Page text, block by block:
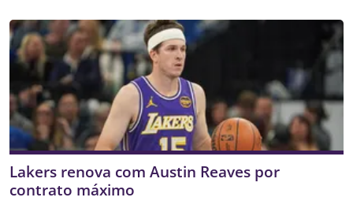
Lakers renova com Austin Reaves por
contrato máximo